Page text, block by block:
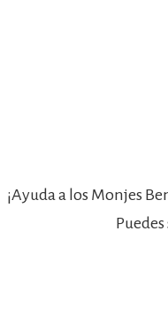
¡Ayuda a los Monjes